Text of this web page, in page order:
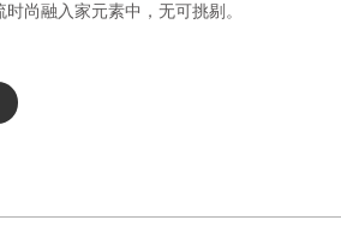
尚融入家元素中，无可挑剔。